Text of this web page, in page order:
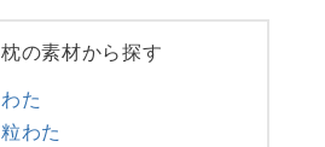
枕の素材から探す
わた
粒わた